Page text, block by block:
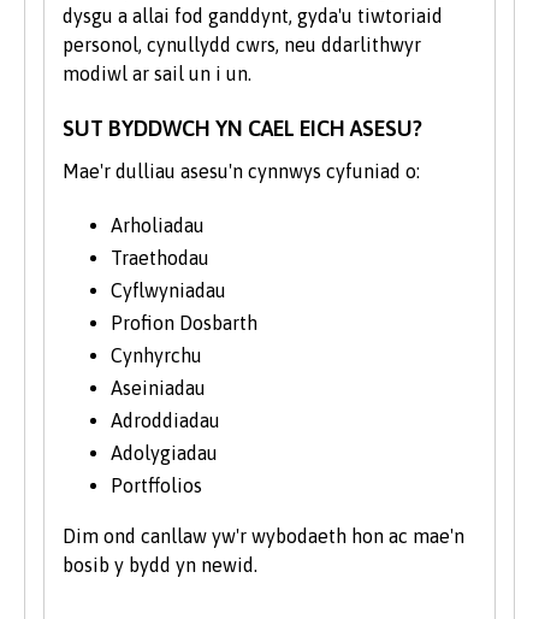
a’ch diddordebau wedi datblygu. Byddwch
yn gwneud project naill ai mewn Ffilm neu
Lenyddiaeth Saesneg.
Dangos mae’r strwythur cwrs isod y
nodweddiadol a gall y rheiny newid o bryd
flwyddyn ac ym mlwyddyn olaf y cwrs gael
eu symud o’r naill flwyddyn i'r llall i gyd-
fynd ag arbenigedd staff a datblygiadau
ymchwil.
dysgu a allai fod ganddynt, gyda'u tiwtoriaid
personol, cynullydd cwrs, neu ddarlithwyr
modiwl ar sail un i un.
SUT BYDDWCH YN CAEL EICH ASESU?
Mae'r dulliau asesu'n cynnwys cyfuniad o:
Arholiadau
Traethodau
Cyflwyniadau
Profion Dosbarth
Cynhyrchu
Aseiniadau
Adroddiadau
Adolygiadau
Portffolios
Dim ond canllaw yw'r wybodaeth hon ac mae'n
bosib y bydd yn newid.